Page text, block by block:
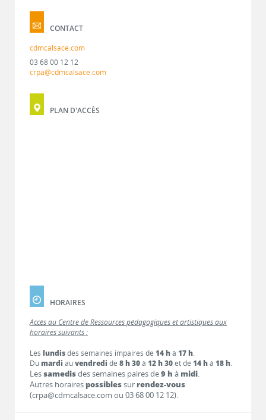
CONTACT
cdmcalsace.com
03 68 00 12 12
crpa@cdmcalsace.com
PLAN D'ACCÈS
HORAIRES
Accès au Centre de Ressources pédagogiques et artistiques aux
horaires suivants :
Les lundisdes semaines impaires de 14 hà 17 h.
Dumardi auvendredi de 8 h 30à 12 h 30et de 14 hà 18 h.
Lessamedisdes semaines paires de9 h à midi.
Autres horaires possiblessur rendez-vous
(crpa@cdmcalsace.com ou 03 68 00 12 12).